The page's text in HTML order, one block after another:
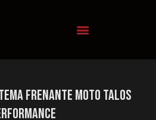
frenante moto Talos